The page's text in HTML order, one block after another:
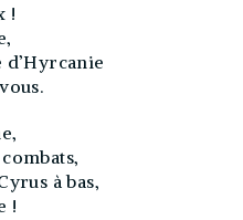
!
d’Hyrcanie
à bas,
!